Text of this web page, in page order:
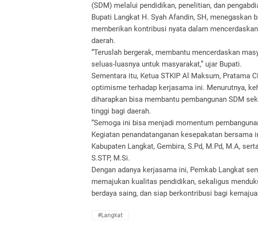
(SDM) melalui pendidikan, penelitian, dan
Bupati Langkat H. Syah Afandin, SH, menegaskan
memberikan kontribusi nyata dalam
daerah.
“Teruslah bergerak, membantu mencerdaskan
seluas-luasnya untuk masyarakat,” ujar Bupati.
Sementara itu, Ketua STKIP Al Maksum, Pratama
optimisme terhadap kerjasama ini. Menurutnya,
diharapkan bisa membantu pembangunan SDM
tinggi bagi daerah.
“Semoga ini bisa menjadi momentum
Kegiatan penandatanganan kesepakatan
Kabupaten Langkat, Gembira, S.Pd, M.Pd, M.A,
S.STP, M.Si.
Dengan adanya kerjasama ini, Pemkab Langkat
memajukan kualitas pendidikan, sekaligus
berdaya saing, dan siap berkontribusi bagi
#Langkat